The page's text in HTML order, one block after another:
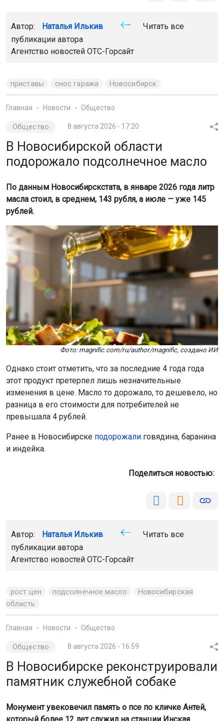
Автор: Наталья Илькив
Читать все
публикации автора
Агентство новостей ОТС-Горсайт
приставы снос гаража Новосибирск
Главная Новости Общество
Общество 8 августа 2026 - 17:20
В Новосибирской области
подорожало подсолнечное масло
По данным Новосибирскстата, в январе 2026 года литр
масла стоил, в среднем, 143 рубля, а июле — уже 145
рублей.
Фото: magnific.com/ru/author/magnific, создано ИИ
Однако стоит отметить, что за последние 4 года года
этот продукт претерпел лишь незначительные
изменения в цене. Масло то дорожало, то дешевело, но
разница в его стоимости для потребителей не
превышала 4 рублей.
Ранее в Новосибирске подорожали говядина, баранина
и индейка.
Поделиться новостью:
Автор: Наталья Илькив
Читать все
публикации автора
Агентство новостей ОТС-Горсайт
рост цен подсолнечное масло
Новосибирская
область
Главная Новости Общество
Общество 8 августа 2026 - 16:59
В Новосибирске реконструировали
памятник служебной собаке
Монумент увековечил память о псе по кличке Антей,
который более 12 лет служил на станции Инская.